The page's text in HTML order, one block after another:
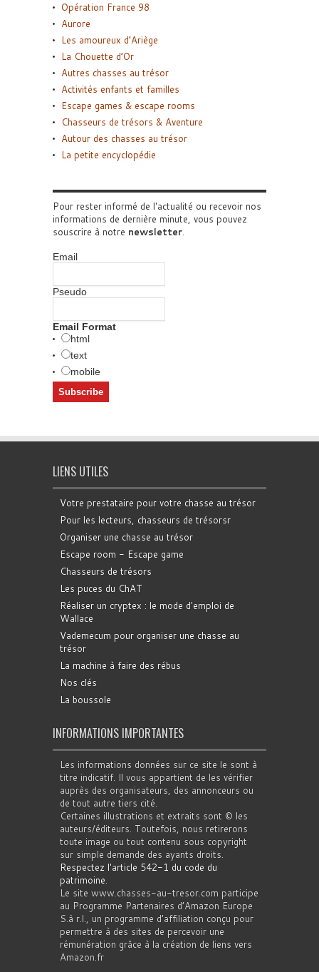
Opération France 98
Aurore
Les amoureux d’Ariège
La Chouette d’Or
Autres chasses au trésor
Activités enfants et familles
Escape games & escape rooms
Chasseurs de trésors & Aventure
Autour des chasses au trésor
La petite encyclopédie
Pour rester informé de l'actualité ou recevoir nos
informations de dernière minute, vous pouvez
souscrire à notre newsletter.
Email
Pseudo
Email Format
html
text
mobile
LIENS UTILES
Votre prestataire pour votre chasse au trésor
Pour les lecteurs, chasseurs de trésorsr
Organiser une chasse au trésor
Escape room - Escape game
Chasseurs de trésors
Les puces du ChAT
Réaliser un cryptex : le mode d'emploi de
Wallace
Vademecum pour organiser une chasse au
trésor
La machine à faire des rébus
Nos clés
La boussole
INFORMATIONS IMPORTANTES
Les informations données sur ce site le sont à
titre indicatif. Il vous appartient de les vérifier
auprès des organisateurs, des annonceurs ou
de tout autre tiers cité.
Certaines illustrations et extraits sont © les
auteurs/éditeurs. Toutefois, nous retirerons
toute image ou tout contenu sous copyright
sur simple demande des ayants droits.
Respectez l'article 542-1 du code du
patrimoine.
Le site www.chasses-au-tresor.com participe
au Programme Partenaires d’Amazon Europe
S.à r.l., un programme d’affiliation conçu pour
permettre à des sites de percevoir une
rémunération grâce à la création de liens vers
Amazon.fr